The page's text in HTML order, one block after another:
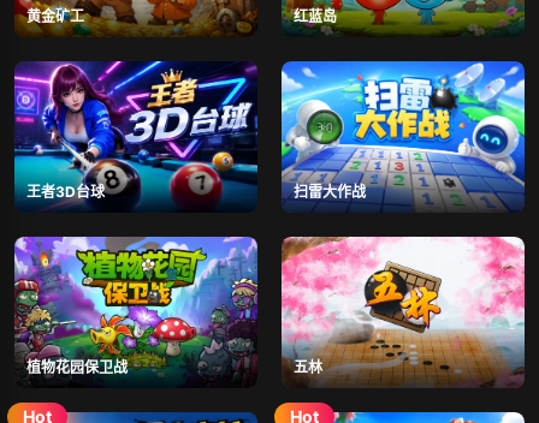
黄金矿工 红蓝岛
王者3D台球 扫雷大作战
植物花园保卫战 五林